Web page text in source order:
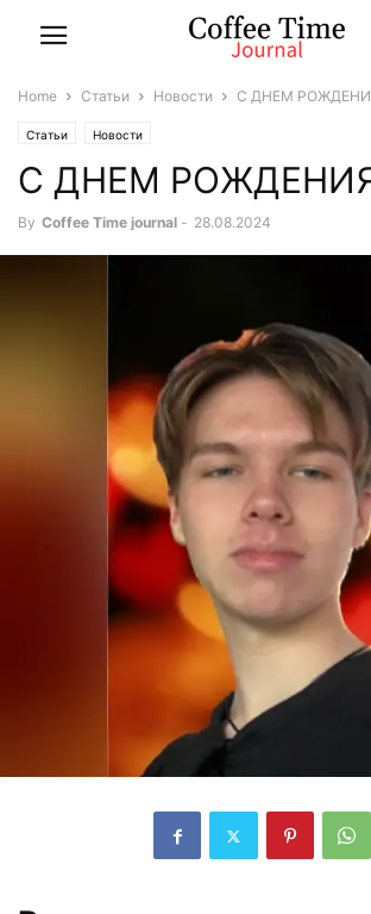
Home Статьи Новости С ДНЕМ
Статьи Новости
С ДНЕМ
By Coffee Time journal - 28.08.2024